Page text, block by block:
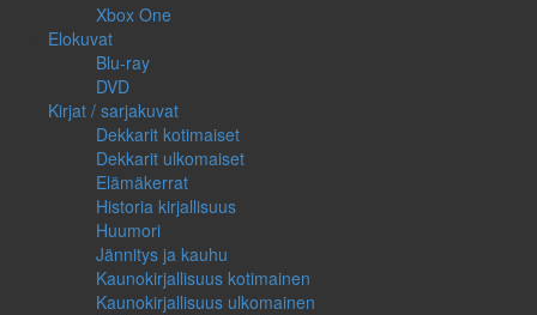
Xbox One
Elokuvat
Blu-ray
DVD
Kirjat / sarjakuvat
Dekkarit kotimaiset
Dekkarit ulkomaiset
Elämäkerrat
Historia kirjallisuus
Huumori
Jännitys ja kauhu
Kaunokirjallisuus kotimainen
Kaunokirjallisuus ulkomainen